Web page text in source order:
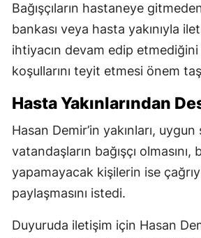
Bağışçıların hastaneye
bankası veya hasta yakınıyla
ihtiyacın devam edip etmediğini
koşullarını teyit etmesi önem
Hasta Yakınlarından
Hasan Demir’in yakınları, uygun
vatandaşların bağışçı olmasını,
yapamayacak kişilerin ise
paylaşmasını istedi.
Duyuruda iletişim için Hasan